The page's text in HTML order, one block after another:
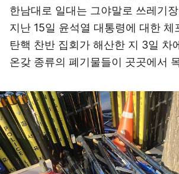
한남대로 일대는 그야말로 쓰레기
지난 15일 윤석열 대통령에 대한 체
탄핵 찬반 집회가 해산한 지 3일 차
온갖 종류의 폐기물들이 곳곳에서